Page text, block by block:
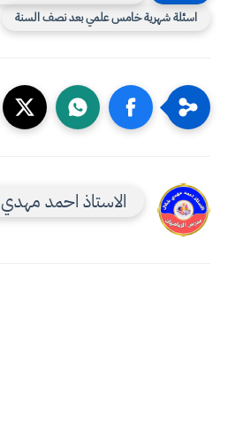
اسئلة شهرية خامس علمي بعد نصف السنة
الاستاذ احمد مهدي 1